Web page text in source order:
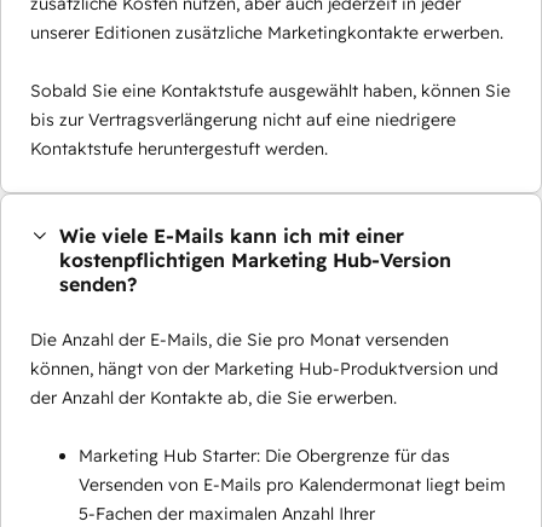
unserer Editionen zusätzliche Marketingkontakte erwerben.
Sobald Sie eine Kontaktstufe ausgewählt haben, können Sie
bis zur Vertragsverlängerung nicht auf eine niedrigere
Kontaktstufe heruntergestuft werden.
Wie viele E-Mails kann ich mit einer
kostenpflichtigen Marketing Hub-Version
senden?
Die Anzahl der E-Mails, die Sie pro Monat versenden
können, hängt von der Marketing Hub-Produktversion und
der Anzahl der Kontakte ab, die Sie erwerben.
Marketing Hub Starter: Die Obergrenze für das
Versenden von E-Mails pro Kalendermonat liegt beim
5-Fachen der maximalen Anzahl Ihrer